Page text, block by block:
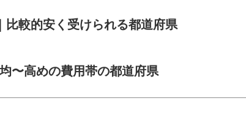
比較的安く受けられる都道府県
〜高めの費用帯の都道府県